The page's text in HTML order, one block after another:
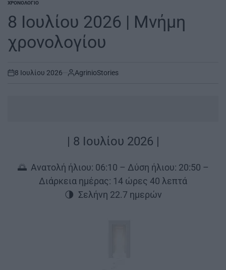
POSTED
ΧΡΟΝΟΛΌΓΙΟ
8 Ιουλίου 2026 | Μνήμη
χρονολογίου
on
8 Ιουλίου 2026 AgrinioStories
| 8 Ιουλίου 2026 |
🌅 Ανατολή ήλιου: 06:10 – Δύση ήλιου: 20:50 –
Διάρκεια ημέρας: 14 ώρες 40 λεπτά
🌗 Σελήνη 22.7 ημερών